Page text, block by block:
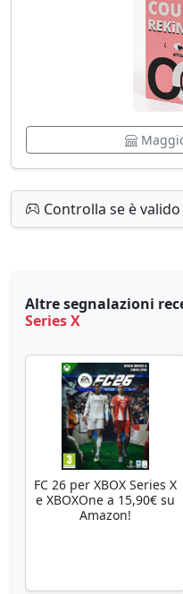
Controlla se è
Altre segnalazioni
Series X
FC 26 per XBOX Series X
e XBOXOne a 15,90€ su
Amazon!